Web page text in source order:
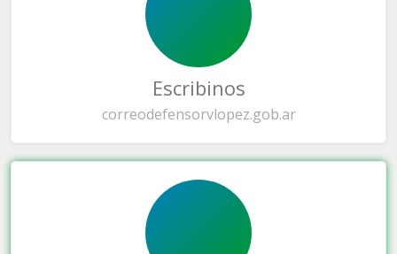
Escribinos
correodefensorvlopez.gob.ar